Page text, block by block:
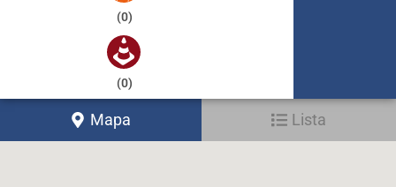
(0)
(0)
Mapa Lista